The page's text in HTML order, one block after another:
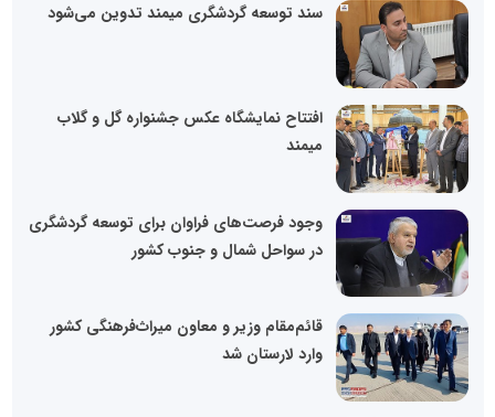
سند توسعه گردشگری میمند تدوین می‌شود
افتتاح نمایشگاه عکس جشنواره گل و گلاب
میمند
وجود فرصت‌های فراوان برای توسعه گردشگری
در سواحل شمال و جنوب کشور
قائم‌مقام وزیر و معاون میراث‌فرهنگی کشور
وارد لارستان شد